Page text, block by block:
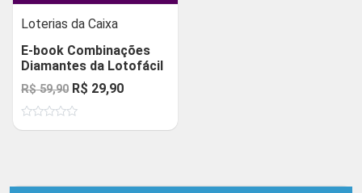
Loterias da Caixa
E-book Combinações
Diamantes da Lotofácil
R$59,90 O
preço
original
R$ 29,90O
atual